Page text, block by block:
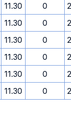
11.30 0
11.30 0
11.30 0
11.30 0
11.30 0
11.30 0